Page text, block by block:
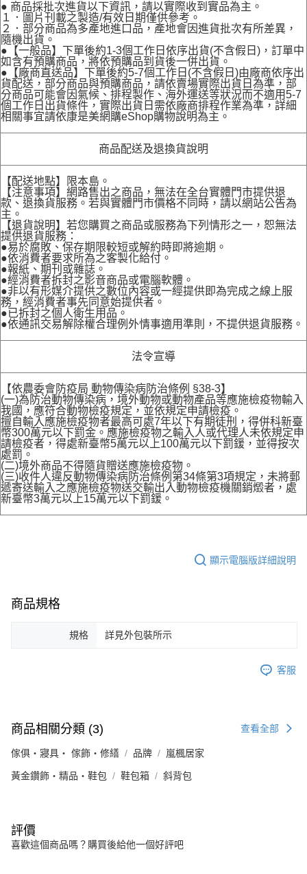
● 商品採批次進貨以下資訊，請以實際收到實品為主。
１．圖片刊載之製造/有效日期僅供參考。
２．部分商品為多產地進口品，產地會因進貨批次有所差異，
隨機出貨。
●【一般品】下單後約1-3個工作日依序出貨(不含假日)，訂單中
如含有預購商品，將依預購品到貨後一併出貨。
●【廠商直送品】下單後約5-7個工作日(不含假日)由廠商依序出
貨配送，部分商品與預購商品，請依賣場實際出貨日為準，部
分商品可能會因氣候、排程製作、海外運送等狀況而不適用5-7
個工作日出貨條件，實際出貨日需依廠商排程作業為準，詳細
相關事宜請依康是美網購eShop購物說明為主。
商品配送及退換貨說明
【配送地點】限本島。
【注意事項】網路售出之商品，無法在全台實體門市提供退
款、退換貨服務。若與實體門市價格不同時，請以網站公告為
主。
【退貨說明】若您購買之商品或服務為下列情形之一，恕無法
提供退貨服務：
●易於腐敗、保存期限較短或解約時即將逾期。
●依消費者要求所為之客製化給付。
●報紙、期刊或雜誌。
●經消費者拆封之影音商品或電腦軟體。
●非以有形媒介提供之數位內容或一經提供即為完成之線上服
務，經消費者事先同意始提供者。
●已拆封之個人衛生用品。
●依通訊交易解除權合理例外情事適用準則，不提供退貨服務。
法令宣導
【依農委會防疫局 動物傳染病防治條例 §38-3】
(一)為防治動物傳染病，境外動物或動物產品等應施檢疫物輸入
我國，應符合動物檢疫規定，並依規定申請檢疫。
擅自輸入應施檢疫物者最高可處7年以下有期徒刑，得併科新臺
幣300萬元以下罰金。應施檢疫物之輸入人或代理人未依規定申
請檢疫者，得處新臺幣5萬元以上100萬元以下罰鍰，並得按次
處罰。
(二)境外商品不得隨貨贈送應施檢疫物。
(三)收件人違反動物傳染病防治條例第34條第3項規定，未將郵
遞寄送輸入之應施檢疫物送交輸出入動物檢疫機關銷燬者，處
新臺幣3萬元以上15萬元以下罰鍰。
顯示電腦版詳細說明
商品規格
規格 詳見外包裝所示
客服
商品相關分類 (3) 查看全部
傢俱・寢具・ 傢飾・修繕 品牌 嵐楓居家
黃金鑽飾・精品・鞋包 鞋包箱 斜背包
評價
喜歡這個商品嗎？購買後給他一個好評吧